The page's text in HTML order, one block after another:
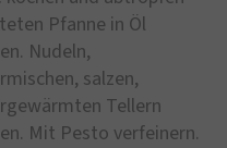
Pfanne in Öl
Nudeln,
salzen,
Tellern
Mit Pesto verfeinern.